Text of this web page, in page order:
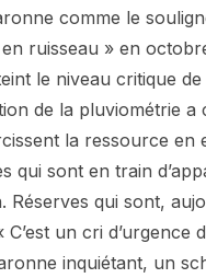
comme le
ruisseau » en
le niveau critique
de la pluviométrie a
la ressource en
qui sont en train
Réserves qui sont,
un cri d’urgence
inquiétant, un